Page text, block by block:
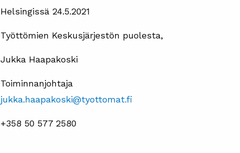
Helsingissä 24.5.2021
Työttömien Keskusjärjestön puolesta,
Jukka Haapakoski
Toiminnanjohtaja
jukka.haapakoski@tyottomat.fi
+358 50 577 2580